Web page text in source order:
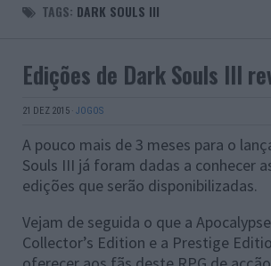
TAGS: DARK SOULS III
Edições de Dark Souls III
21 DEZ 2015 · JOGOS
A pouco mais de 3 meses para o
Souls III já foram dadas a conhecer
edições que serão disponibilizadas.
Vejam de seguida o que a
Collector’s Edition e a Prestige